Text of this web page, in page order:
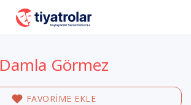
Damla Görmez
FAVORİME EKLE